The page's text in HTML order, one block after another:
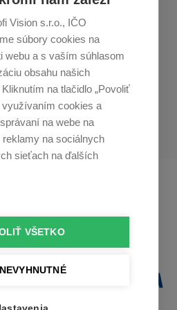
Vision s.r.o., IČO
súbory cookies na
webu a s vaším súhlasom
obsahu našich
na tlačidlo „Povoliť
využívaním cookies a
na webe na
reklamy na sociálnych
sieťach na ďalších
VŠETKO